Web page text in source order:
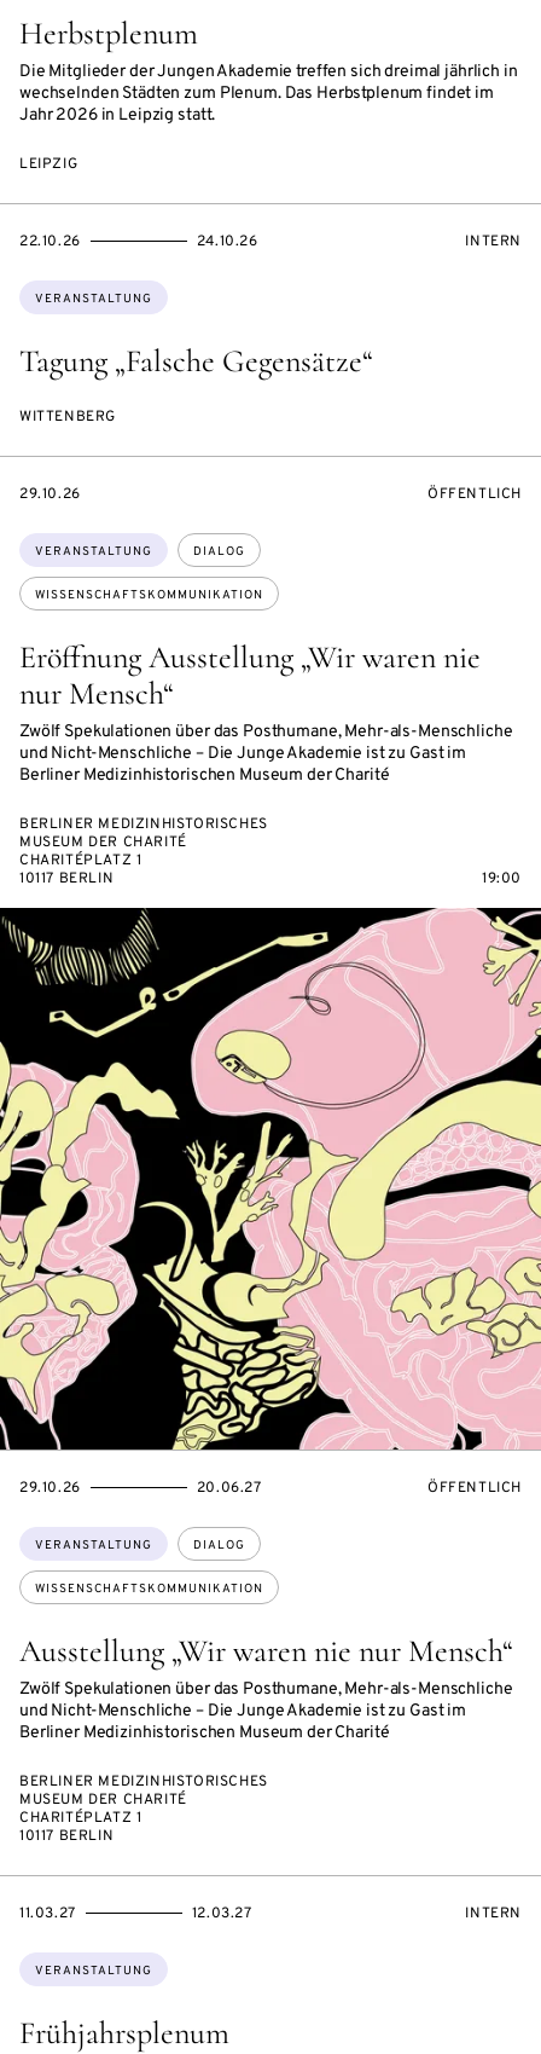
Herbstplenum
Die Mitglieder der Jungen Akademie treffen sich dreimal jährlich in
wechselnden Städten zum Plenum. Das Herbstplenum findet im
Jahr 2026 in Leipzig statt.
LEIPZIG
Tagung „Falsche Gegensätze“
Themen:
VERANSTALTUNG
EVENTBEGINSON
22.10.26
EVENTENDSON 24.10.26 INTERN
WITTENBERG
Eröffnung Ausstellung „Wir waren nie
nur Mensch“
Zwölf Spekulationen über das Posthumane, Mehr-als-Menschliche
und Nicht-Menschliche – Die Junge Akademie ist zu Gast im
Berliner Medizinhistorischen Museum der Charité
Themen:
VERANSTALTUNG DIALOG
WISSENSCHAFTSKOMMUNIKATION
EVENTBEGINSON
29.10.26 ÖFFENTLICH
BERLINER MEDIZINHISTORISCHES
MUSEUM DER CHARITÉ
CHARITÉPLATZ 1
10117 BERLIN
19:00
Ausstellung „Wir waren nie nur Mensch“
Zwölf Spekulationen über das Posthumane, Mehr-als-Menschliche
und Nicht-Menschliche – Die Junge Akademie ist zu Gast im
Berliner Medizinhistorischen Museum der Charité
Themen:
VERANSTALTUNG DIALOG
WISSENSCHAFTSKOMMUNIKATION
EVENTBEGINSON
29.10.26
EVENTENDSON 20.06.27 ÖFFENTLICH
BERLINER MEDIZINHISTORISCHES
MUSEUM DER CHARITÉ
CHARITÉPLATZ 1
10117 BERLIN
Frühjahrsplenum
Themen:
VERANSTALTUNG
EVENTBEGINSON
11.03.27
EVENTENDSON 12.03.27 INTERN